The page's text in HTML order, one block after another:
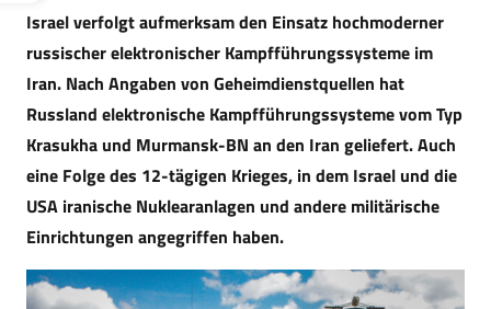
Israel verfolgt aufmerksam den Einsatz hochmoderner
russischer elektronischer Kampfführungssysteme im
Iran. Nach Angaben von Geheimdienstquellen hat
Russland elektronische Kampfführungssysteme vom Typ
Krasukha und Murmansk-BN an den Iran geliefert. Auch
eine Folge des 12-tägigen Krieges, in dem Israel und die
USA iranische Nuklearanlagen und andere militärische
Einrichtungen angegriffen haben.